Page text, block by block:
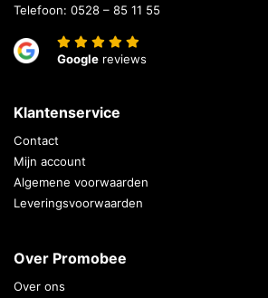
Telefoon: 0528 – 85 11 55
Google reviews
Klantenservice
Contact
Mijn account
Algemene voorwaarden
Leveringsvoorwaarden
Over Promobee
Over ons